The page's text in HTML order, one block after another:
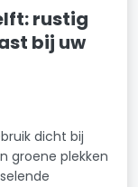
rustig
bij uw
dicht bij
groene plekken